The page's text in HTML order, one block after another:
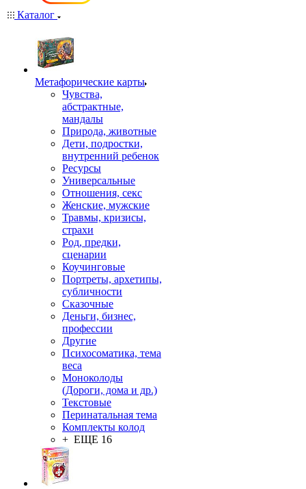
Каталог
Mетафорические карты
Чувства,
абстрактные,
мандалы
Природа, животные
Дети, подростки,
внутренний ребенок
Ресурсы
Универсальные
Отношения, секс
Женские, мужские
Травмы, кризисы,
страхи
Род, предки,
сценарии
Коучинговые
Портреты, архетипы,
субличности
Сказочные
Деньги, бизнес,
профессии
Другие
Психосоматика, тема
веса
Моноколоды
(Дороги, дома и др.)
Текстовые
Перинатальная тема
Комплекты колод
+ ЕЩЕ 16